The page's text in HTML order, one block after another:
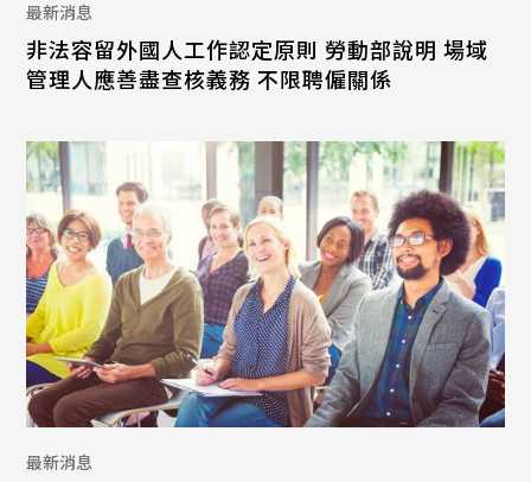
最新消息
非法容留外國人工作認定原則 勞動部說明 場域
管理人應善盡查核義務 不限聘僱關係
最新消息